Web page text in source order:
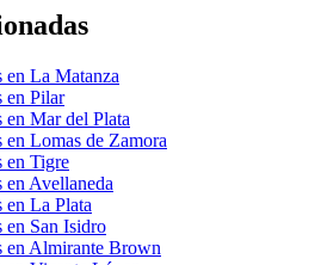
en La Matanza
en Pilar
en Mar del Plata
en Lomas de Zamora
en Tigre
en Avellaneda
en La Plata
en San Isidro
en Almirante Brown